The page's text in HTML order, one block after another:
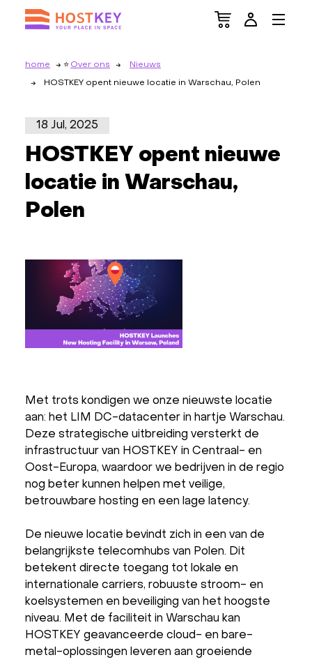
home Over ons Nieuws
HOSTKEY opent nieuwe locatie in Warschau, Polen
18 Jul, 2025
HOSTKEY opent nieuwe
locatie in Warschau,
Polen
Met trots kondigen we onze nieuwste locatie
aan: het LIM DC-datacenter in hartje Warschau.
Deze strategische uitbreiding versterkt de
infrastructuur van HOSTKEY in Centraal- en
Oost-Europa, waardoor we bedrijven in de regio
nog beter kunnen helpen met veilige,
betrouwbare hosting en een lage latency.
De nieuwe locatie bevindt zich in een van de
belangrijkste telecomhubs van Polen. Dit
betekent directe toegang tot lokale en
internationale carriers, robuuste stroom- en
koelsystemen en beveiliging van het hoogste
niveau. Met de faciliteit in Warschau kan
HOSTKEY geavanceerde cloud- en bare-
metal-oplossingen leveren aan groeiende